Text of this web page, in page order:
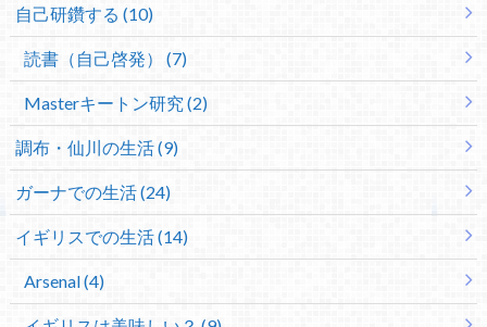
自己研鑽する (10)
読書（自己啓発） (7)
Masterキートン研究 (2)
調布・仙川の生活 (9)
ガーナでの生活 (24)
イギリスでの生活 (14)
Arsenal (4)